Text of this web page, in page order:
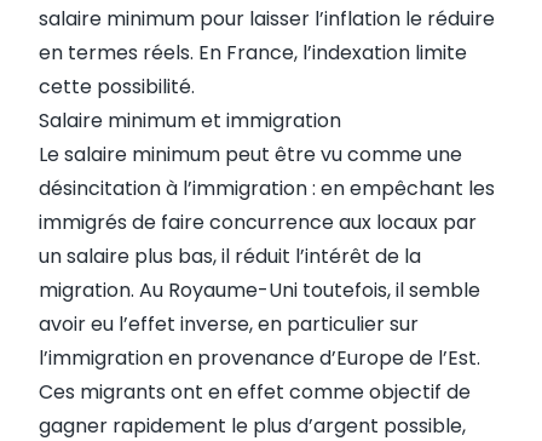
salaire minimum pour laisser l’inflation le réduire
en termes réels. En France, l’indexation limite
cette possibilité.
Salaire minimum et immigration
Le salaire minimum peut être vu comme une
désincitation à l’immigration : en empêchant les
immigrés de faire concurrence aux locaux par
un salaire plus bas, il réduit l’intérêt de la
migration. Au Royaume-Uni toutefois, il semble
avoir eu l’effet inverse, en particulier sur
l’immigration en provenance d’Europe de l’Est.
Ces migrants ont en effet comme objectif de
gagner rapidement le plus d’argent possible,